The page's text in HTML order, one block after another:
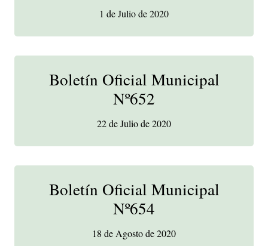
1 de Julio de 2020
Boletín Oficial Municipal
Nº652
22 de Julio de 2020
Boletín Oficial Municipal
Nº654
18 de Agosto de 2020